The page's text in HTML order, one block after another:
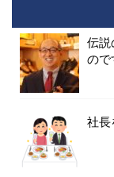
伝説
ので
社長